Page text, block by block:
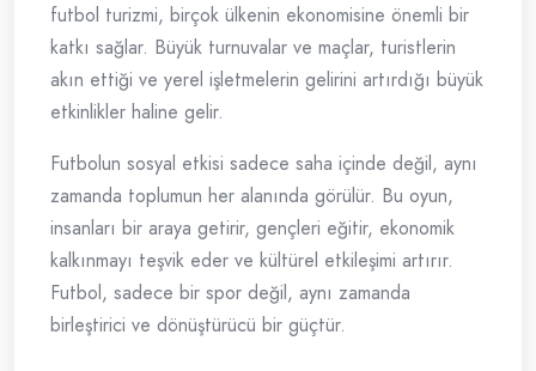
futbol turizmi, birçok ülkenin ekonomisine önemli bir
katkı sağlar. Büyük turnuvalar ve maçlar, turistlerin
akın ettiği ve yerel işletmelerin gelirini artırdığı büyük
etkinlikler haline gelir.
Futbolun sosyal etkisi sadece saha içinde değil, aynı
zamanda toplumun her alanında görülür. Bu oyun,
insanları bir araya getirir, gençleri eğitir, ekonomik
kalkınmayı teşvik eder ve kültürel etkileşimi artırır.
Futbol, sadece bir spor değil, aynı zamanda
birleştirici ve dönüştürücü bir güçtür.